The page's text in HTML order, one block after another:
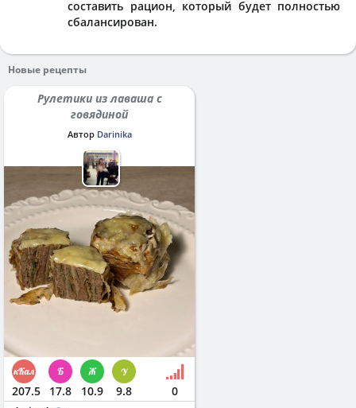
составить рацион, который будет полностью
сбалансирован.
Новые рецепты
Рулетики из лаваша с
говядиной
Автор Darinika
207.5 17.8 10.9 9.8 0